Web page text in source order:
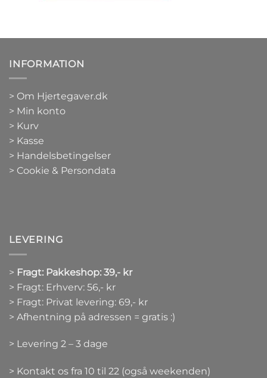
INFORMATION
> Om Hjertegaver.dk
> Min konto
> Kurv
> Kasse
> Handelsbetingelser
> Cookie & Persondata
LEVERING
> Fragt: Pakkeshop: 39,- kr
> Fragt: Erhverv: 56,- kr
> Fragt: Privat levering: 69,- kr
> Afhentning på adressen = gratis :)
> Levering 2 – 3 dage
> Kontakt os fra 10 til 22 (også weekenden)